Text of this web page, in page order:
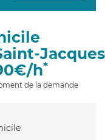
g
i
Jacques
h*
de la demande